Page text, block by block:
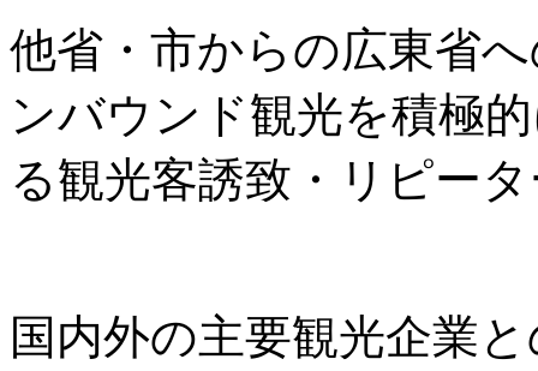
他省・市からの広東省
ンバウンド観光を積極
る観光客誘致・リピー
国内外の主要観光企業